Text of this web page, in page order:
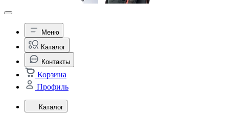
Меню
Каталог
Контакты
Корзина
Профиль
Каталог